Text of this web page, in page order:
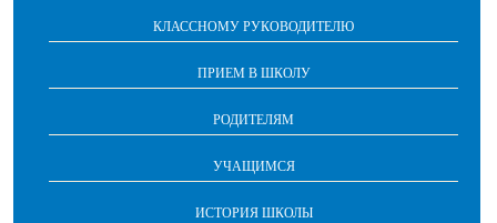
КЛАССНОМУ РУКОВОДИТЕЛЮ
ПРИЕМ В ШКОЛУ
РОДИТЕЛЯМ
УЧАЩИМСЯ
ИСТОРИЯ ШКОЛЫ